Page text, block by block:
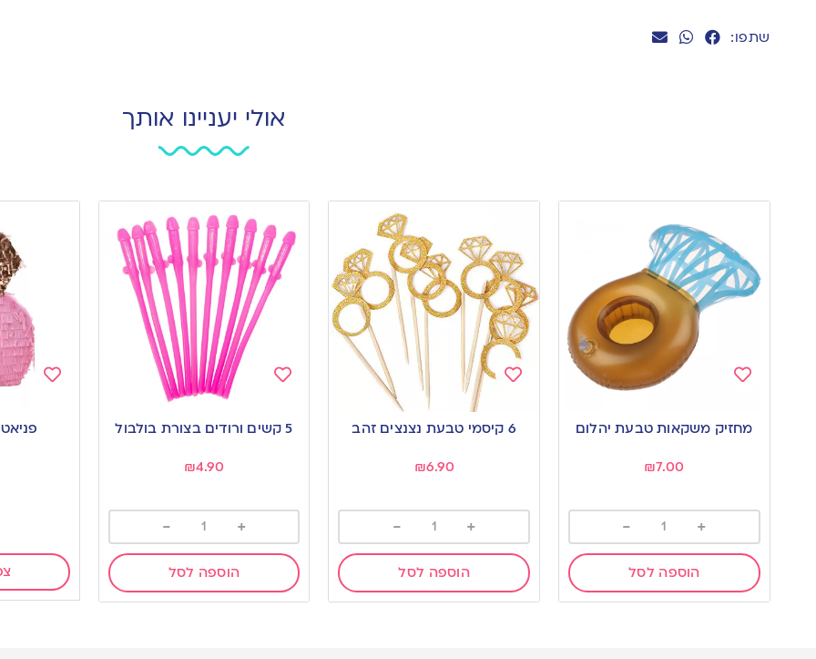
שתפו:
אולי יעניינו אותך
to
wishlist
מחזיק משקאות טבעת יהלום
₪7.00
+
-
הוספה לסל
to
wishlist
6 קיסמי טבעת נצנצים זהב
₪6.90
+
-
הוספה לסל
to
wishlist
5 קשים ורודים בצורת בולבול
₪4.90
+
-
הוספה לסל